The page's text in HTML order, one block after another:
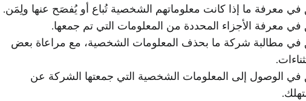
في معرفة ما إذا كانت معلوماتهم الشخصية تُباع أو يُفصَح عنها ولِمَن.
في معرفة الأجزاء المحددة من المعلومات التي تم جمعها.
في مطالبة شركة ما بحذف المعلومات الشخصية، مع مراعاة بعض
في الوصول إلى المعلومات الشخصية التي جمعتها الشركة عن